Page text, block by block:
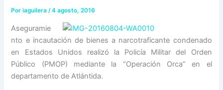
Poriaguilera/4 agosto, 2016
Aseguramie
nto e incautación de bienes a narcotraficante condenado
en Estados Unidos realizó la Policía Militar del Orden
Público (PMOP) mediante la “Operación Orca” en el
departamento de Atlántida.